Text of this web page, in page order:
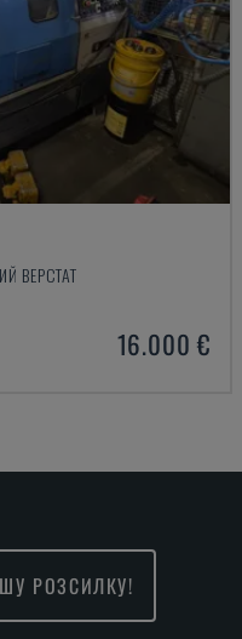
ВЕРСТАТ
16.000 €
РОЗСИЛКУ!